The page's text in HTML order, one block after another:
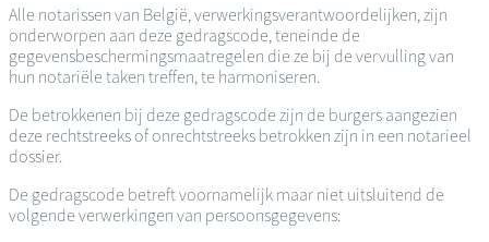
Alle notarissen van België, verwerkingsverantwoordelijken, zijn
onderworpen aan deze gedragscode, teneinde de
gegevensbeschermingsmaatregelen die ze bij de vervulling van
hun notariële taken treffen, te harmoniseren.
De betrokkenen bij deze gedragscode zijn de burgers aangezien
deze rechtstreeks of onrechtstreeks betrokken zijn in een notarieel
dossier.
De gedragscode betreft voornamelijk maar niet uitsluitend de
volgende verwerkingen van persoonsgegevens: